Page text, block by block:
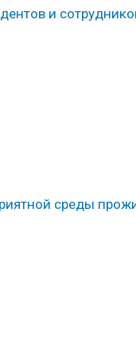
и
среды